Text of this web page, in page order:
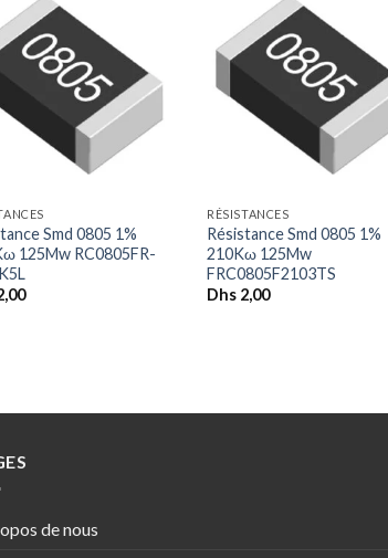
Smd 0805 1%
125Mw RC0805FR-
RÉSISTANCES
Résistance Smd 0805 1%
210Kω 125Mw
FRC0805F2103TS
Dhs 2,00
de nous